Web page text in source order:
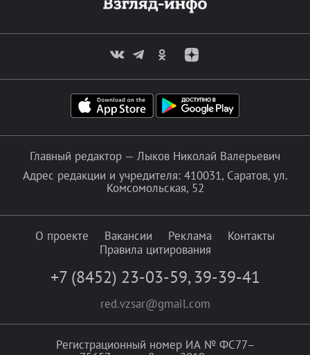
Главный редактор — Лыков Николай Валерьевич
Адрес редакции и учредителя: 410031, Саратов, ул.
Комсомольская, 52
О проекте Вакансии Реклама
Контакты
Правила цитирования
+7 (8452) 23-03-59, 39-39-41
red.vzsar@gmail.com
Регистрационный номер ИА № ФС77–